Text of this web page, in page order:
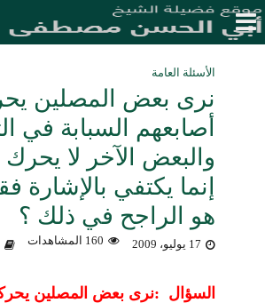
الأسئلة العامة
نرى بعض المصلين
أصابعهم السبابة في
والبعض الآخر لا يحرك
إنما يكتفي بالإشارة
هو الراجح في ذلك ؟
17 يوليو، 2009 160 المشاهدات
السؤال :نرى بعض المصلين